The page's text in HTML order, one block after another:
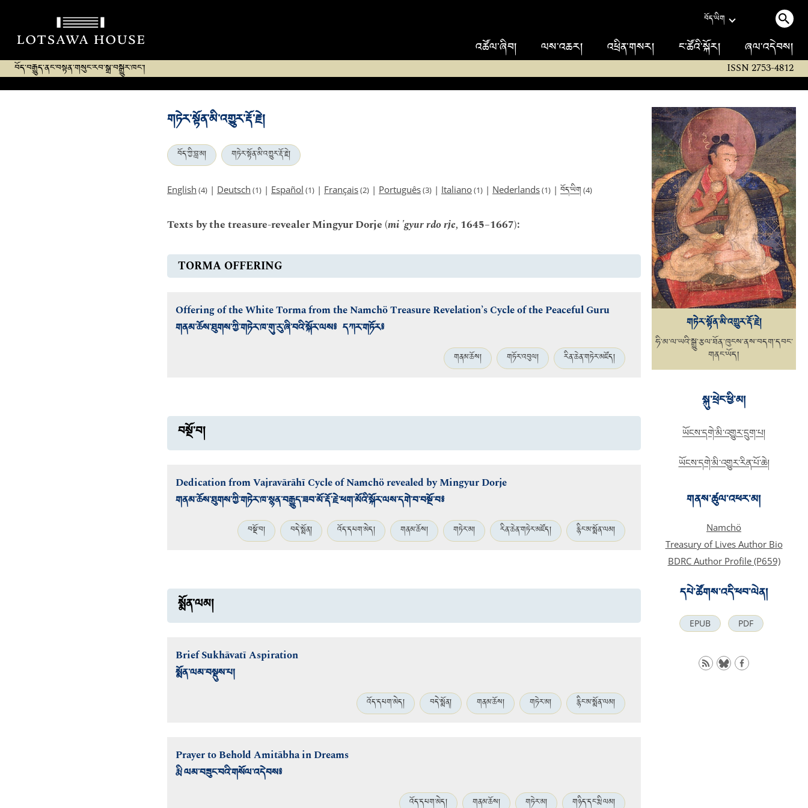
བོད་ཡིག
འཚོལ་ཞིབ། ལས་འཆར། འཕྲིན་གསར། ང་ཚོའི་སྐོར། ཞལ་འདེབས།
བོད་བརྒྱུད་ནང་བསྟན་གསུང་རབ་སྒྲ་བསྒྱུར་ཁང་། ISSN 2753-4812
གཏེར་སྟོན་མི་འགྱུར་རྡོ་རྗེ།
བོད་ཀྱི་བླ་མ། གཏེར་སྟོན་མི་འགྱུར་རྡོ་རྗེ།
English (4) | Deutsch (1) | Español (1) | Français(2) | Português(3) | Italiano(1) | Nederlands(1) | བོད་ཡིག (4)
Texts by the treasure-revealer Mingyur Dorje (mi 'gyur rdo rje, 1645–1667):
TORMA OFFERING
Offering of the White Torma from the Namchö Treasure Revelation’s Cycle of the Peaceful Guru
གནམ་ཆོས་ཐུགས་ཀྱི་གཏེར་ཁ་གུ་རུ་ཞི་བའི་སྐོར་ལས༔ དཀར་གཏོར༔
གནམ་ཆོས། གཏོར་འབུལ། རིན་ཆེན་གཏེར་མཛོད།
བསྔོ་བ།
Dedication from Vajravārāhī Cycle of Namchö revealed by Mingyur Dorje
གནམ་ཆོས་ཐུགས་ཀྱི་གཏེར་ཁ་སྙན་བརྒྱུད་ཟབ་མོ་རྡོ་རྗེ་ཕག་མོའི་སྐོར་ལས་དགེ་བ་བསྔོ་བ༔
བསྔོ་བ། བདེ་སྨོན། འོད་དཔག་མེད། གནམ་ཆོས། གཏེར་མ། རིན་ཆེན་གཏེར་མཛོད། རྙིང་མ་སྨོན་ལམ།
སྨོན་ལམ།
Brief Sukhāvatī Aspiration
སྨོན་ལམ་བསྡུས་པ།
འོད་དཔག་མེད། བདེ་སྨོན། གནམ་ཆོས། གཏེར་མ། རྙིང་མ་སྨོན་ལམ།
Prayer to Behold Amitābha in Dreams
རྨི་ལམ་བཟུང་བའི་གསོལ་འདེབས༔
འོད་དཔག་མེད། གནམ་ཆོས། གཏེར་མ། གཉིད་དང་རྨི་ལམ།
གཏེར་སྟོན་མི་འགྱུར་རྡོ་རྗེ།
ཧི་མ་ལ་ཡའི་སྒྱུ་རྩལ་ཐོན་ཁུངས་ནས་བདག་དབང་
གནང་ཡོད།
སྐུ་ཕྲེང་ཕྱི་མ།
ཡོངས་དགེ་མི་འགྱུར་དྲུག་པ།
ཡོངས་དགེ་མི་འགྱུར་རིན་པོ་ཆེ།
གནས་ཚུལ་འཕར་མ།
Namchö
Treasury of Lives Author Bio
BDRC Author Profile (P659)
དཔེ་ཚོགས་འདི་ཕབ་ལེན།
EPUB PDF